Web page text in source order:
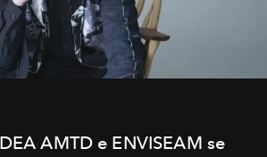
AMTD e ENVISEAM se